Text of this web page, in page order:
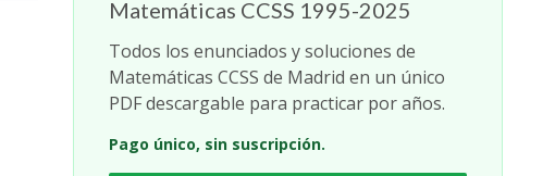
Matemáticas CCSS 1995-2025
Todos los enunciados y soluciones de
Matemáticas CCSS de Madrid en un único
PDF descargable para practicar por años.
Pago único, sin suscripción.